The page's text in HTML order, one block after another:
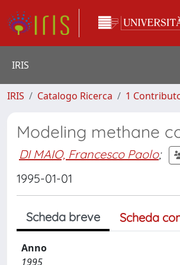
IRIS
IRIS Catalogo Ricerca 1
Modeling methane
DI MAIO, Francesco Paolo;
1995-01-01
Scheda breve Scheda
Anno
1995